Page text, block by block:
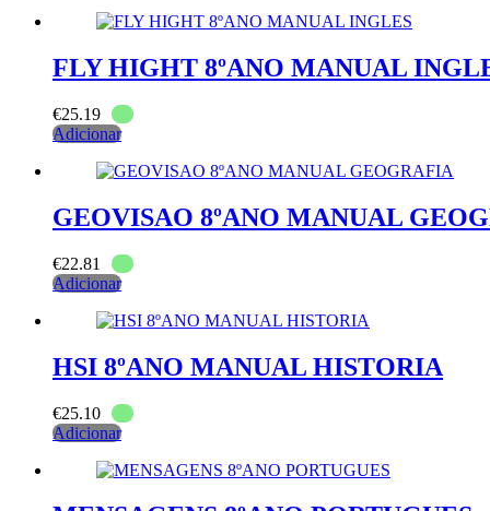
FLY HIGHT 8ºANO MANUAL
€25.19
Adicionar
GEOVISAO 8ºANO MANUAL
€22.81
Adicionar
HSI 8ºANO MANUAL HISTORIA
€25.10
Adicionar